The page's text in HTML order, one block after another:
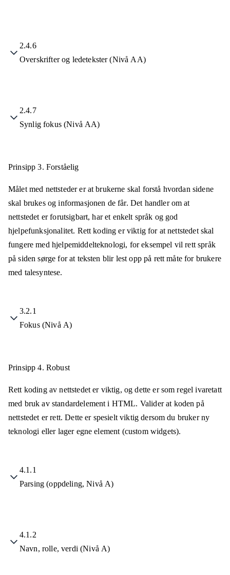
2.4.6
Overskrifter og ledetekster (Nivå AA)
2.4.7
Synlig fokus (Nivå AA)
Prinsipp 3. Forståelig
Målet med nettsteder er at brukerne skal forstå hvordan sidene
skal brukes og informasjonen de får. Det handler om at
nettstedet er forutsigbart, har et enkelt språk og god
hjelpefunksjonalitet. Rett koding er viktig for at nettstedet skal
fungere med hjelpemiddelteknologi, for eksempel vil rett språk
på siden sørge for at teksten blir lest opp på rett måte for brukere
med talesyntese.
3.2.1
Fokus (Nivå A)
Prinsipp 4. Robust
Rett koding av nettstedet er viktig, og dette er som regel ivaretatt
med bruk av standardelement i HTML. Valider at koden på
nettstedet er rett. Dette er spesielt viktig dersom du bruker ny
teknologi eller lager egne element (custom widgets).
4.1.1
Parsing (oppdeling, Nivå A)
4.1.2
Navn, rolle, verdi (Nivå A)